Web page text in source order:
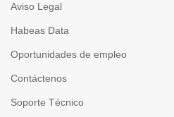
Aviso Legal
Habeas Data
Oportunidades de empleo
Contáctenos
Soporte Técnico